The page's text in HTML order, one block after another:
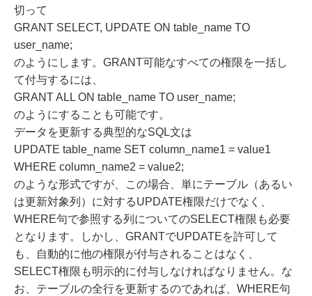
切って
GRANT SELECT, UPDATE ON table_name TO
user_name;
のようにします。GRANT可能なすべての権限を一括し
て付与するには、
GRANT ALL ON table_name TO user_name;
のようにすることも可能です。
データを更新する典型的なSQL文は
UPDATE table_name SET column_name1 = value1
WHERE column_name2 = value2;
のような形式ですが、この場合、単にテーブル（あるい
は更新対象列）に対するUPDATE権限だけでなく、
WHERE句で参照する列についてのSELECT権限も必要
となります。しかし、GRANTでUPDATEを許可して
も、自動的に他の権限が付与されることはなく、
SELECT権限も明示的に付与しなければなりません。な
お、テーブルの全行を更新するのであれば、WHERE句